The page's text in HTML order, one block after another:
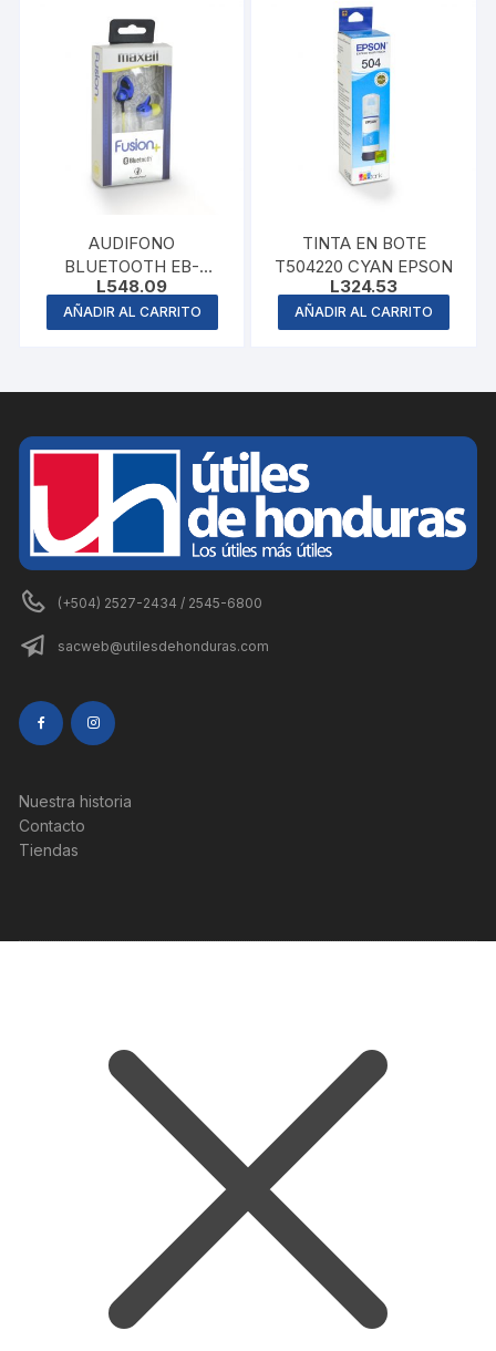
AUDIFONO
BLUETOOTH EB-
BTFUS9 AQUA
L548.09
AÑADIR AL CARRITO
TINTA EN BOTE
T504220 CYAN EPSON
L324.53
AÑADIR AL CARRITO
(+504) 2527-2434 / 2545-6800
sacweb@utilesdehonduras.com
Nuestra historia
Contacto
Tiendas